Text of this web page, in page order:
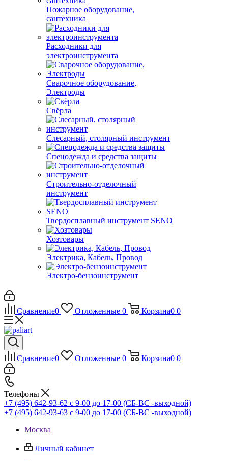
Пожарное оборудование,
сантехника
Расходники для
электроинструмента
Сварочное оборудование,
Электроды
Свёрла
Слесарный, столярный инструмент
Спецодежда и средства защиты
Строительно-отделочный
инструмент
Твердосплавный инструмент SENO
Хозтовары
Электрика, Кабель, Провод
Электро-бензоинструмент
Сравнение0 Отложенные 0 Корзина0 0
Сравнение0 Отложенные 0 Корзина0 0
Телефоны
+7 (495) 642-93-62 c 9-00 до 17-00 (СБ-ВС -выходной)
+7 (495) 642-93-63 c 9-00 до 17-00 (СБ-ВС -выходной)
Москва
Личный кабинет